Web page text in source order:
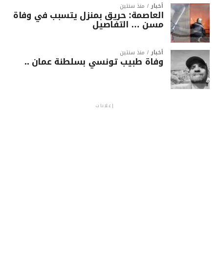
أخبار منذ سنتين
العاصمة: حريق بمنزل يتسبب في وفاة
مسن … التفاصيل
أخبار منذ سنتين
وفاة طبيب تونسي بسلطنة عمان ..
إعلانات